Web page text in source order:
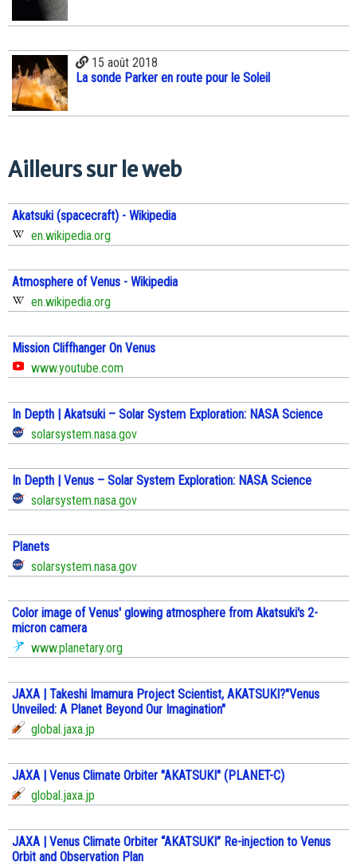
15 août 2018
La sonde Parker en route pour le Soleil
Ailleurs sur le web
Akatsuki (spacecraft) - Wikipedia
en.wikipedia.org
Atmosphere of Venus - Wikipedia
en.wikipedia.org
Mission Cliffhanger On Venus
www.youtube.com
In Depth | Akatsuki – Solar System Exploration: NASA Science
solarsystem.nasa.gov
In Depth | Venus – Solar System Exploration: NASA Science
solarsystem.nasa.gov
Planets
solarsystem.nasa.gov
Color image of Venus' glowing atmosphere from Akatsuki's 2-
micron camera
www.planetary.org
JAXA | Takeshi Imamura Project Scientist, AKATSUKI?"Venus
Unveiled: A Planet Beyond Our Imagination"
global.jaxa.jp
JAXA | Venus Climate Orbiter "AKATSUKI" (PLANET-C)
global.jaxa.jp
JAXA | Venus Climate Orbiter “AKATSUKI” Re-injection to Venus
Orbit and Observation Plan